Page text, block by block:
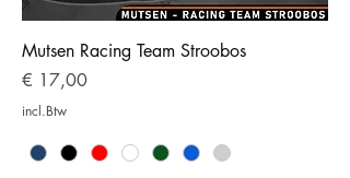
Mutsen Racing Team Stroobos
Prijs
€ 17,00
incl.Btw